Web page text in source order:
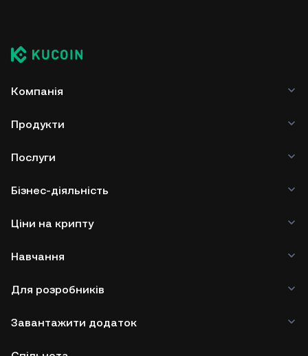
Компанія
Продукти
Послуги
Бізнес-діяльність
Ціни на крипту
Навчання
Для розробників
Завантажити додаток